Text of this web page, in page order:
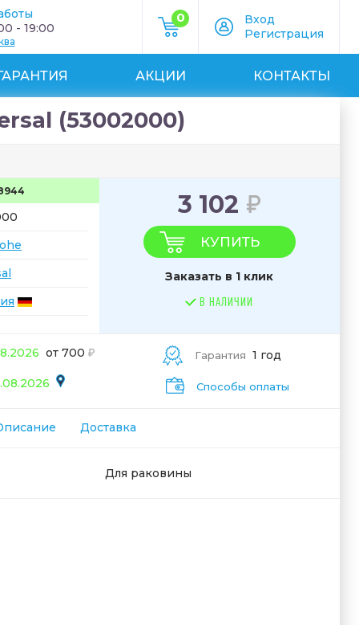
- 19:00
0
Вход
Регистрация
АКЦИИ КОНТАКТЫ
(53002000)
3 102
КУПИТЬ
Заказать в 1 клик
В НАЛИЧИИ
от 700 Гарантия 1 год
Способы оплаты
Доставка
Для раковины